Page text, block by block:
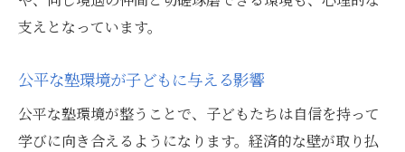
支えとなっています。
公平な塾環境が子どもに与える影響
公平な塾環境が整うことで、子どもたちは自信を持って
学びに向き合えるようになります。経済的な壁が取り払